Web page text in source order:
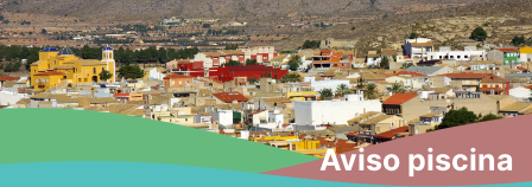
Aviso piscina